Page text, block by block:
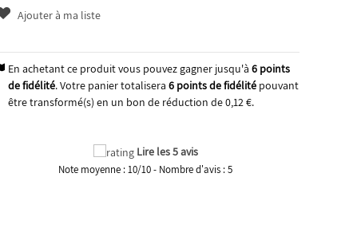
Ajouter à ma liste
En achetant ce produit vous pouvez gagner jusqu'à 6points
de fidélité. Votre panier totalisera 6points de fidélitépouvant
être transformé(s) en un bon de réduction de0,12 €.
Lire les 5 avis
Note moyenne :10/10- Nombre d'avis :5